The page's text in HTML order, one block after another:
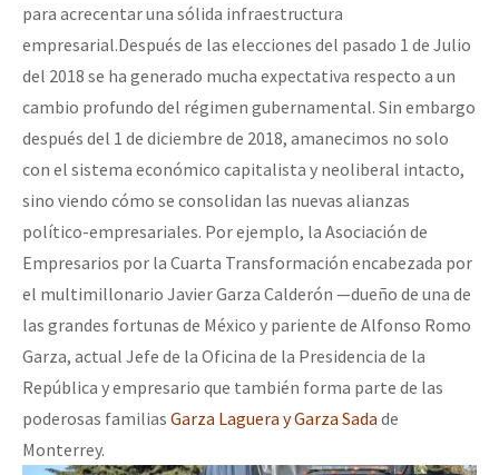
para acrecentar una sólida infraestructura
empresarial.Después de las elecciones del pasado 1 de Julio
del 2018 se ha generado mucha expectativa respecto a un
cambio profundo del régimen gubernamental. Sin embargo
después del 1 de diciembre de 2018, amanecimos no solo
con el sistema económico capitalista y neoliberal intacto,
sino viendo cómo se consolidan las nuevas alianzas
político-empresariales. Por ejemplo, la Asociación de
Empresarios por la Cuarta Transformación encabezada por
el multimillonario Javier Garza Calderón —dueño de una de
las grandes fortunas de México y pariente de Alfonso Romo
Garza, actual Jefe de la Oficina de la Presidencia de la
República y empresario que también forma parte de las
poderosas familias Garza Laguera y Garza Sada de
Monterrey.